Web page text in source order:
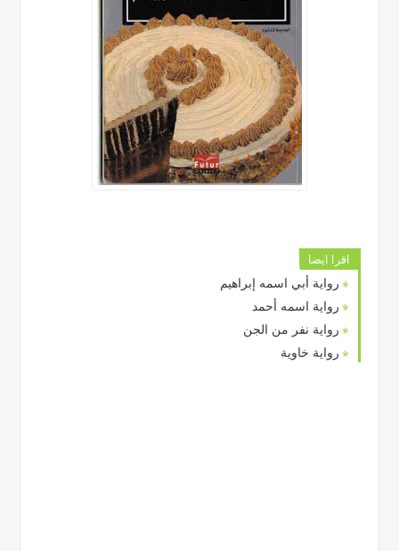
اقرا ايضا
رواية أبي اسمه إبراهيم
رواية اسمه أحمد
رواية نفر من الجن
رواية خاوية